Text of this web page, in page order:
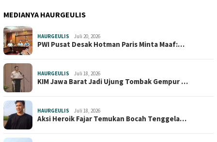
MEDIANYA HAURGEULIS
HAURGEULIS Juli 20, 2026
PWI Pusat Desak Hotman Paris Minta Maaf:…
HAURGEULIS Juli 18, 2026
KIM Jawa Barat Jadi Ujung Tombak Gempur …
HAURGEULIS Juli 18, 2026
Aksi Heroik Fajar Temukan Bocah Tenggela…